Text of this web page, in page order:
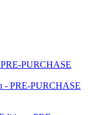
PURCHASE